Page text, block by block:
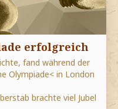
erfolgreich
fand während der
Olympiade< in London
brachte viel Jubel